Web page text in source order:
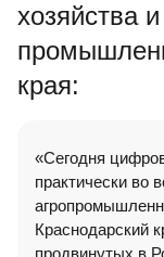
хозяйства
края:
«Сегодня
практически во
Краснодарский
продвинутых в